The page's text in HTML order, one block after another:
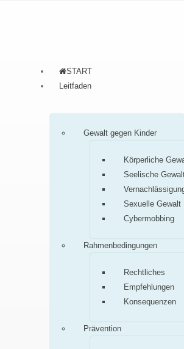
START
Leitfaden
Gewalt gegen Kinder
Körperliche
Seelische
Sexuelle Gewalt
Cybermobbing
Rahmenbedingungen
Rechtliches
Empfehlungen
Konsequenzen
Prävention